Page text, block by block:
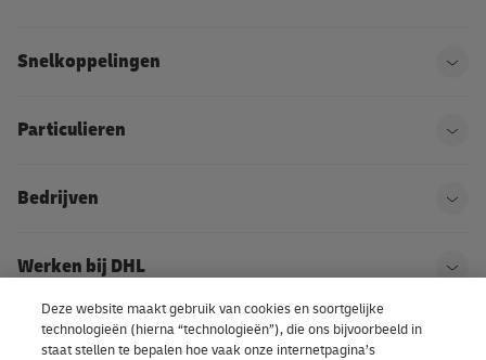
Snelkoppelingen
Particulieren
Bedrijven
Werken bij DHL
Over DHL
Deze website maakt gebruik van cookies en soortgelijke
technologieën (hierna “technologieën”), die ons bijvoorbeeld in
staat stellen te bepalen hoe vaak onze internetpagina’s